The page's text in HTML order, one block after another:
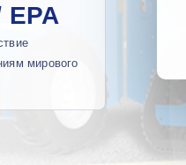
EPA
мирового